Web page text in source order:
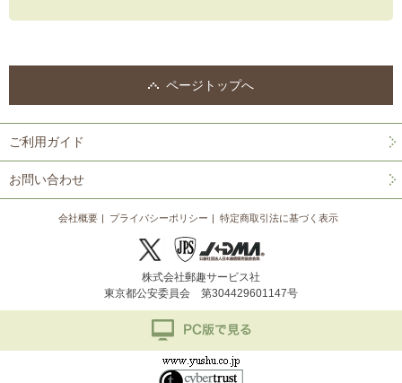
ページトップへ
ご利用ガイド
お問い合わせ
会社概要 プライバシーポリシー 特定商取引法に基づく表示
株式会社郵趣サービス社
東京都公安委員会 第304429601147号